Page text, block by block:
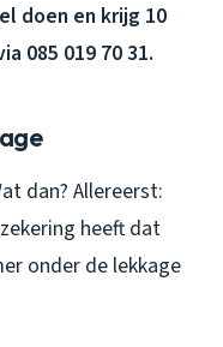
doen en krijg 10
085 019 70 31.
dan? Allereerst:
heeft dat
onder de lekkage